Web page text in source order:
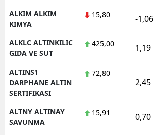
ALKIM ALKIM
KIMYA
15,80 -1,06
ALKLC ALTINKILIC
GIDA VE SUT
425,00 1,19
ALTINS1
DARPHANE ALTIN
SERTIFIKASI
72,80
2,45
ALTNY ALTINAY
SAVUNMA
15,91 0,70